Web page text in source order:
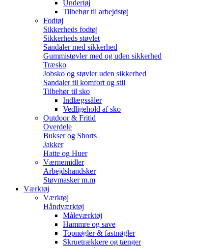
Undertøj
Tilbehør til arbejdstøj
Fodtøj
Sikkerheds fodtøj
Sikkerheds støvlet
Sandaler med sikkerhed
Gummistøvler med og uden sikkerhed
Træsko
Jobsko og støvler uden sikkerhed
Sandaler til komfort og stil
Tilbehør til sko
Indlægssåler
Vedligehold af sko
Outdoor & Fritid
Overdele
Bukser og Shorts
Jakker
Hatte og Huer
Værnemidler
Arbejdshandsker
Støvmasker m.m
Værktøj
Værktøj
Håndværktøj
Måleværktøj
Hammre og save
Topnøgler & fastnøgler
Skruetrækkere og tænger